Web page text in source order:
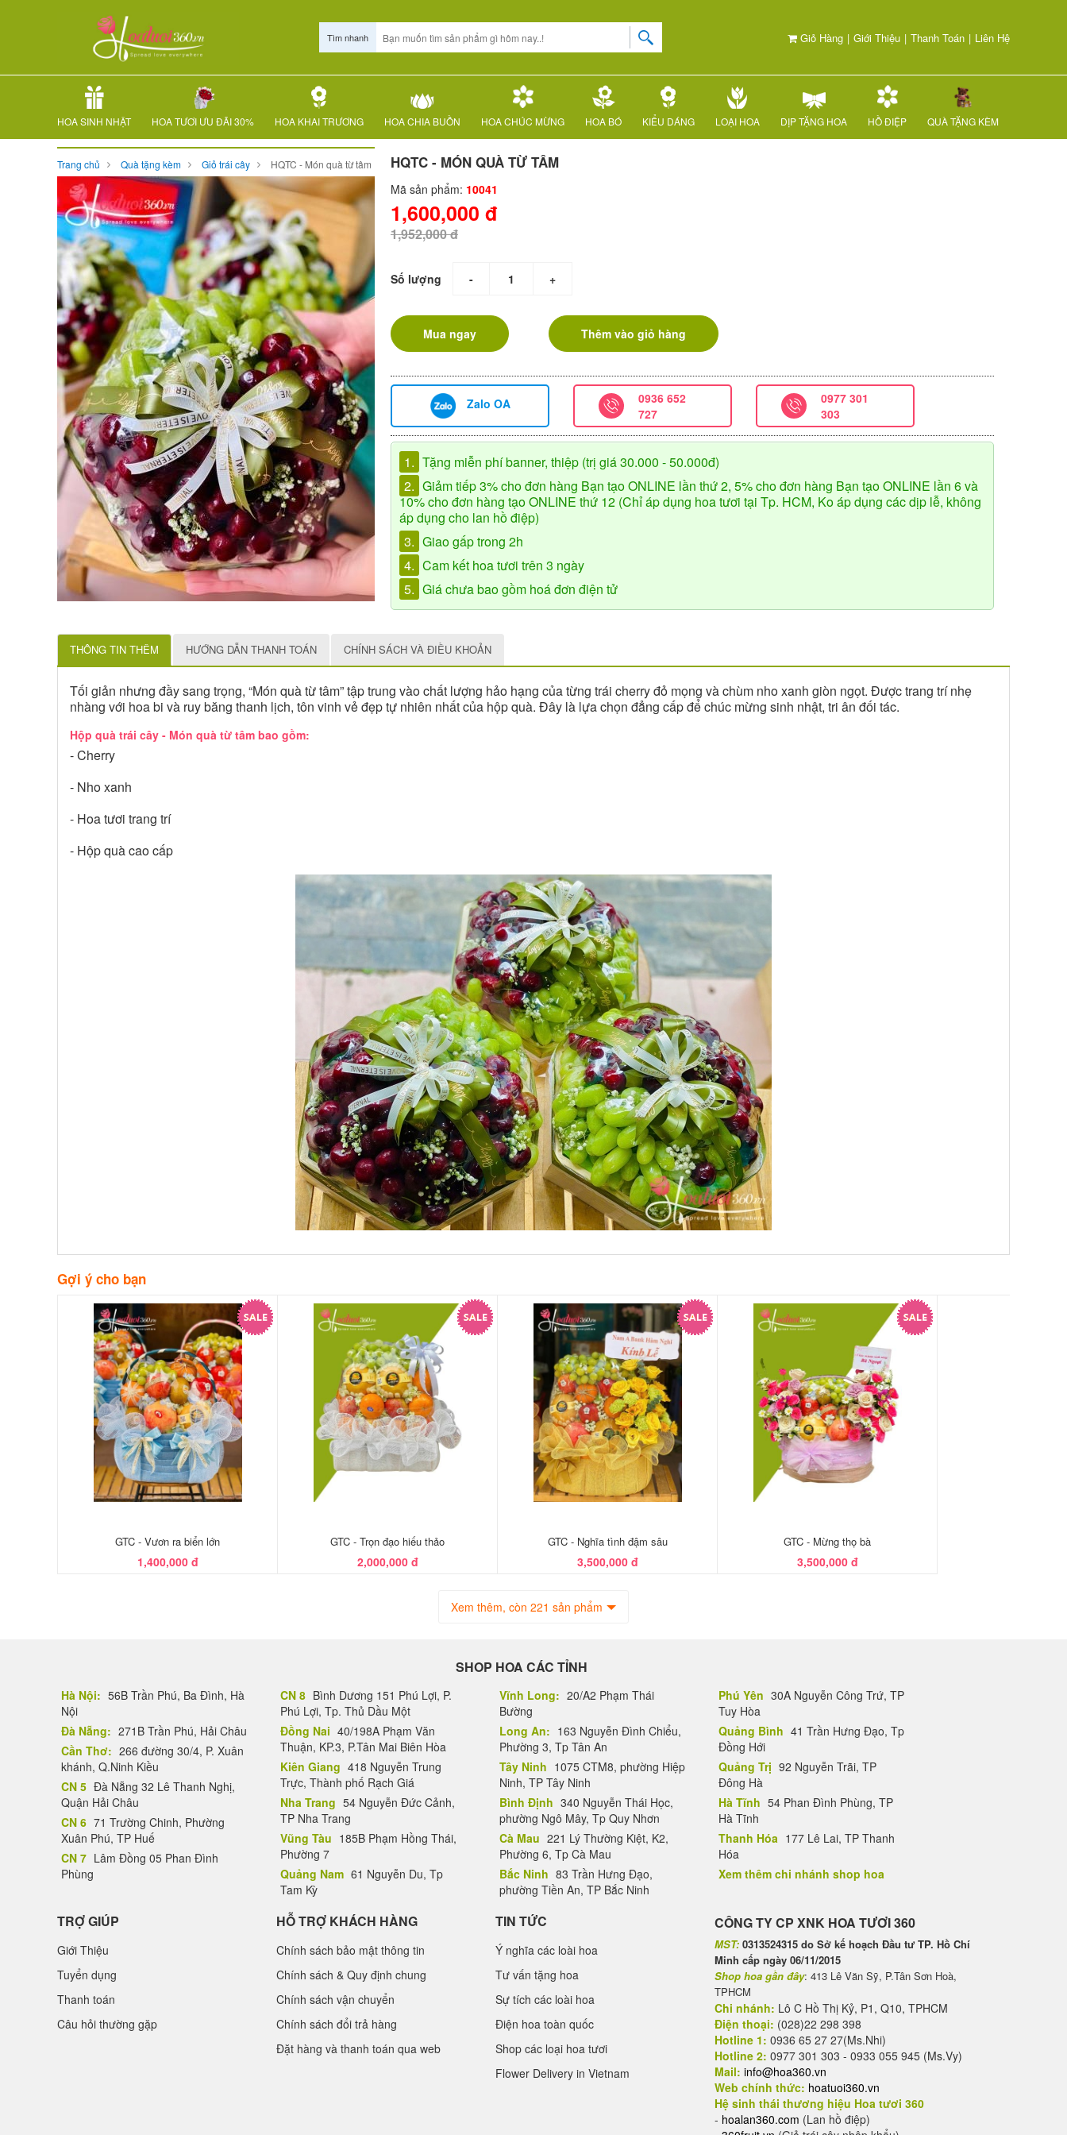
Giỏ Hàng | Giới Thiệu | Thanh Toán | Liên Hệ
Tìm nhanh
HOA SINH NHẬT HOA TƯƠI ƯU ĐÃI 30% HOA KHAI TRƯƠNG HOA CHIA BUỒN HOA CHÚC MỪNG HOA BÓ KIỂU DÁNG LOẠI HOA DỊP TẶNG HOA HỒ ĐIỆP QUÀ TẶNG KÈM
Trang chủ Quà tặng kèm Giỏ trái cây HQTC - Món quà từ tâm HQTC - MÓN QUÀ TỪ TÂM
Mã sản phẩm: 10041
1,600,000 đ
1,952,000 đ
Số lượng - +
Mua ngay Thêm vào giỏ hàng
Zalo OA
0936 652
727
0977 301
303
1. Tặng miễn phí banner, thiệp (trị giá 30.000 - 50.000đ)
2. Giảm tiếp 3% cho đơn hàng Bạn tạo ONLINE lần thứ 2, 5% cho đơn hàng Bạn tạo ONLINE lần 6 và
10% cho đơn hàng tạo ONLINE thứ 12 (Chỉ áp dụng hoa tươi tại Tp. HCM, Ko áp dụng các dịp lễ, không
áp dụng cho lan hồ điệp)
3. Giao gấp trong 2h
4. Cam kết hoa tươi trên 3 ngày
5. Giá chưa bao gồm hoá đơn điện tử
THÔNG TIN THÊM HƯỚNG DẪN THANH TOÁN CHÍNH SÁCH VÀ ĐIỀU KHOẢN
Tối giản nhưng đầy sang trọng, “Món quà từ tâm” tập trung vào chất lượng hảo hạng của từng trái cherry đỏ mọng và chùm nho xanh giòn ngọt. Được trang trí nhẹ
nhàng với hoa bi và ruy băng thanh lịch, tôn vinh vẻ đẹp tự nhiên nhất của hộp quà. Đây là lựa chọn đẳng cấp để chúc mừng sinh nhật, tri ân đối tác.
Hộp quà trái cây - Món quà từ tâm bao gồm:
- Cherry
- Nho xanh
- Hoa tươi trang trí
- Hộp quà cao cấp
Gợi ý cho bạn
GTC - Vươn ra biển lớn
1,400,000 đ
GTC - Trọn đạo hiếu thảo
2,000,000 đ
GTC - Nghĩa tình đậm sâu
3,500,000 đ
GTC - Mừng thọ bà
3,500,000 đ
Xem thêm, còn 221 sản phẩm
SHOP HOA CÁC TỈNH
Hà Nội: 56B Trần Phú, Ba Đình, Hà
Nội
Đà Nẵng: 271B Trần Phú, Hải Châu
Cần Thơ: 266 đường 30/4, P. Xuân
khánh, Q.Ninh Kiều
CN 5 Đà Nẵng 32 Lê Thanh Nghị,
Quận Hải Châu
CN 6 71 Trường Chinh, Phường
Xuân Phú, TP Huế
CN 7 Lâm Đồng 05 Phan Đình
Phùng
CN 8 Bình Dương 151 Phú Lợi, P.
Phú Lợi, Tp. Thủ Dầu Một
Đồng Nai 40/198A Phạm Văn
Thuận, KP.3, P.Tân Mai Biên Hòa
Kiên Giang 418 Nguyễn Trung
Trực, Thành phố Rạch Giá
Nha Trang 54 Nguyễn Đức Cảnh,
TP Nha Trang
Vũng Tàu 185B Phạm Hồng Thái,
Phường 7
Quảng Nam 61 Nguyễn Du, Tp
Tam Kỳ
Vĩnh Long: 20/A2 Phạm Thái
Bường
Long An: 163 Nguyễn Đình Chiểu,
Phường 3, Tp Tân An
Tây Ninh 1075 CTM8, phường Hiệp
Ninh, TP Tây Ninh
Bình Định 340 Nguyễn Thái Học,
phường Ngô Mây, Tp Quy Nhơn
Cà Mau 221 Lý Thường Kiệt, K2,
Phường 6, Tp Cà Mau
Bắc Ninh 83 Trần Hưng Đạo,
phường Tiền An, TP Bắc Ninh
Phú Yên 30A Nguyễn Công Trứ, TP
Tuy Hòa
Quảng Bình 41 Trần Hưng Đạo, Tp
Đồng Hới
Quảng Trị 92 Nguyễn Trãi, TP
Đông Hà
Hà Tĩnh 54 Phan Đình Phùng, TP
Hà Tĩnh
Thanh Hóa 177 Lê Lai, TP Thanh
Hóa
Xem thêm chi nhánh shop hoa
TRỢ GIÚP
Giới Thiệu
Tuyển dụng
Thanh toán
Câu hỏi thường gặp
HỖ TRỢ KHÁCH HÀNG
Chính sách bảo mật thông tin
Chính sách & Quy định chung
Chính sách vận chuyển
Chính sách đổi trả hàng
Đặt hàng và thanh toán qua web
TIN TỨC
Ý nghĩa các loài hoa
Tư vấn tặng hoa
Sự tích các loài hoa
Điện hoa toàn quốc
Shop các loại hoa tươi
Flower Delivery in Vietnam
CÔNG TY CP XNK HOA TƯƠI 360
MST: 0313524315 do Sở kế hoạch Đầu tư TP. Hồ Chí
Minh cấp ngày 06/11/2015
Shop hoa gần đây: 413 Lê Văn Sỹ, P.Tân Sơn Hoà,
TPHCM
Chi nhánh: Lô C Hồ Thị Kỷ, P1, Q10, TPHCM
Điện thoại: (028)22 298 398
Hotline 1: 0936 65 27 27(Ms.Nhi)
Hotline 2: 0977 301 303 - 0933 055 945 (Ms.Vy)
Mail: info@hoa360.vn
Web chính thức: hoatuoi360.vn
Hệ sinh thái thương hiệu Hoa tươi 360
- hoalan360.com (Lan hồ điệp)